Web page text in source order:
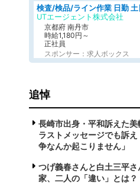
UTエージェント株式会社
京都府 南丹市
時給1,180円～
正社員
スポンサー：求人ボックス
追悼
長崎市出身・平和訴えた
ラストメッセージでも訴
争なんか起こりません」
つげ義春さんと白土三平
家、二人の「違い」とは？